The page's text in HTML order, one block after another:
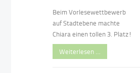
Beim Vorlesewettbewerb
auf Stadtebene machte
Chiara einen tollen 3. Platz!
Weiterlesen …